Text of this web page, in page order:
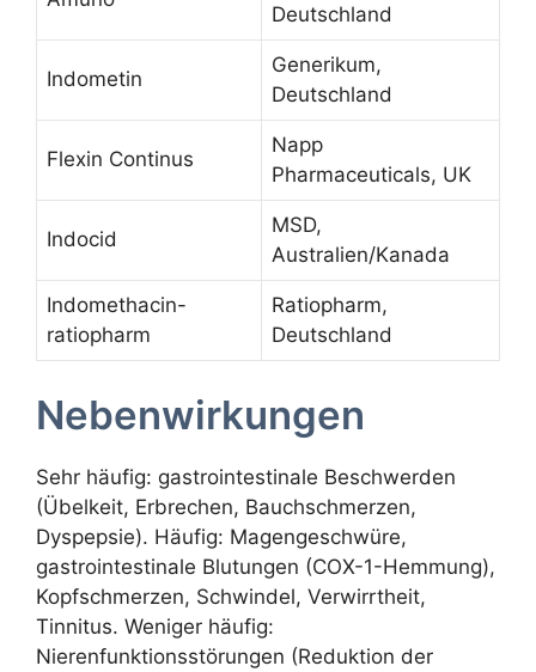
Deutschland
Indometin
Generikum,
Deutschland
Flexin Continus
Napp
Pharmaceuticals, UK
Indocid
MSD,
Australien/Kanada
Indomethacin-
ratiopharm
Ratiopharm,
Deutschland
Nebenwirkungen
Sehr häufig: gastrointestinale Beschwerden
(Übelkeit, Erbrechen, Bauchschmerzen,
Dyspepsie). Häufig: Magengeschwüre,
gastrointestinale Blutungen (COX-1-Hemmung),
Kopfschmerzen, Schwindel, Verwirrtheit,
Tinnitus. Weniger häufig:
Nierenfunktionsstörungen (Reduktion der